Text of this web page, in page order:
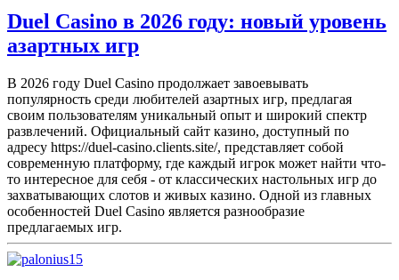
Duel Casino в 2026 году: новый уровень
азартных игр
В 2026 году Duel Casino продолжает завоевывать
популярность среди любителей азартных игр, предлагая
своим пользователям уникальный опыт и широкий спектр
развлечений. Официальный сайт казино, доступный по
адресу https://duel-casino.clients.site/, представляет собой
современную платформу, где каждый игрок может найти что-
то интересное для себя - от классических настольных игр до
захватывающих слотов и живых казино. Одной из главных
особенностей Duel Casino является разнообразие
предлагаемых игр.